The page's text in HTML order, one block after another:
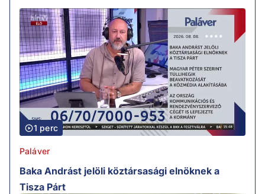
1 perc
Paláver
Baka Andrást jelöli köztársasági elnöknek a
Tisza Párt